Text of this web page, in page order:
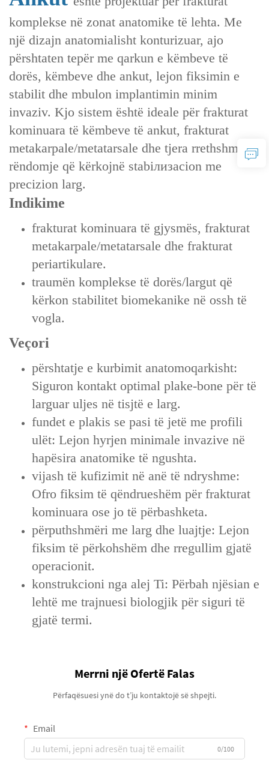
komplekse në zonat anatomike të lehta. Me
një dizajn anatomialisht konturizuar, ajo
përshtaten tepër me qarkun e këmbeve të
dorës, këmbeve dhe ankut, lejon fiksimin e
stabilit dhe mbulon implantimin minim
invaziv. Kjo sistem është ideale për frakturat
kominuara të këmbeve të ankut, frakturat
metakarpale/metatarsale dhe tjera rrethshme
rëndomje që kërkojnë stabiлизacion me
precizion larg.
Indikime
frakturat kominuara të gjysmës, frakturat
metakarpale/metatarsale dhe frakturat
periartikulare.
traumën komplekse të dorës/largut që
kërkon stabilitet biomekanike në ossh të
vogla.
Veçori
përshtatje e kurbimit anatomoqarkisht:
Siguron kontakt optimal plake-bone për të
larguar uljes në tisjtë e larg.
fundet e plakis se pasi të jetë me profili
ulët: Lejon hyrjen minimale invazive në
hapësira anatomike të ngushta.
vijash të kufizimit në anë të ndryshme:
Ofro fiksim të qëndrueshëm për frakturat
kominuara ose jo të përbashketa.
përputhshmëri me larg dhe luajtje: Lejon
fiksim të përkohshëm dhe rregullim gjatë
operacionit.
konstrukcioni nga alej Ti: Përbah njësian e
lehtë me trajnuesi biologjik për siguri të
gjatë termi.
Merrni një Ofertë Falas
Përfaqësuesi ynë do t’ju kontaktojë së shpejti.
Email
0/100